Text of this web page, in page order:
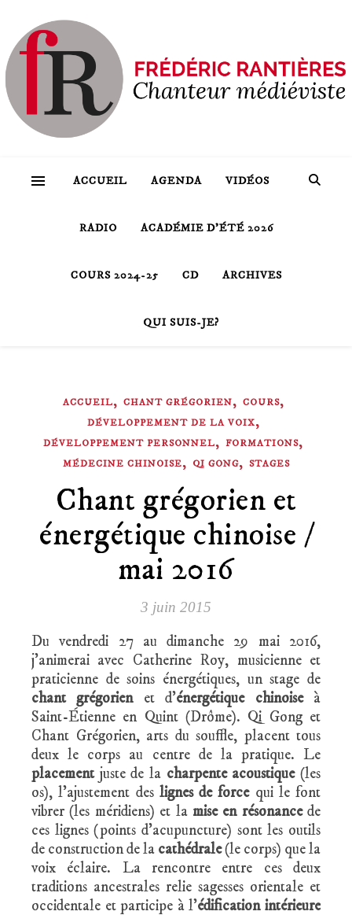
ACCUEIL AGENDA VIDÉOS
RADIO ACADÉMIE D’ÉTÉ 2026
COURS 2024-25 CD ARCHIVES
QUI SUIS-JE?
ACCUEIL, CHANT GRÉGORIEN, COURS,
DÉVELOPPEMENT DE LA VOIX,
DÉVELOPPEMENT PERSONNEL, FORMATIONS,
MÉDECINE CHINOISE, QI GONG, STAGES
Chant grégorien et
énergétique chinoise /
mai 2016
3 juin 2015
Du vendredi 27 au dimanche 29 mai 2016,
j’animerai avec Catherine Roy, musicienne et
praticienne de soins énergétiques, un stage de
chant grégorienet d’énergétique chinoiseà
Saint-Étienne en Quint (Drôme). Qi Gong et
Chant Grégorien, arts du souffle, placent tous
deux le corps au centre de la pratique. Le
placementjuste de la charpente acoustique(les
os), l’ajustement des lignes de forcequi le font
vibrer (les méridiens) et la mise en résonancede
ces lignes (points d’acupuncture) sont les outils
de construction de la cathédrale(le corps) que la
voix éclaire. La rencontre entre ces deux
traditions ancestrales relie sagesses orientale et
occidentale et participe à l’édification intérieure